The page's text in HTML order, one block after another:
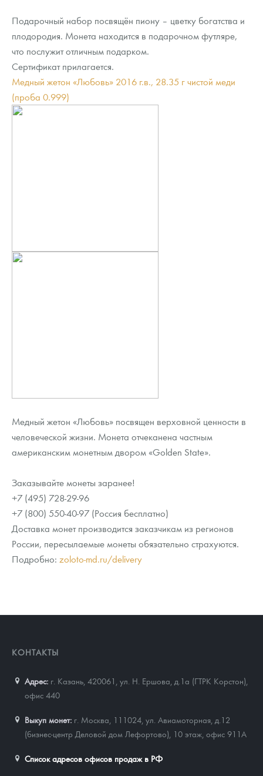
Подарочный набор посвящён пиону – цветку богатства и
плодородия. Монета находится в подарочном футляре,
что послужит отличным подарком.
Сертификат прилагается.
Медный жетон «Любовь» 2016 г.в., 28.35 г чистой меди
(проба 0.999)
Медный жетон «Любовь» посвящен верховной ценности в
человеческой жизни. Монета отчеканена частным
американским монетным двором «Golden State».
Заказывайте монеты заранее!
+7 (495) 728-29-96
+7 (800) 550-40-97 (Россия бесплатно)
Доставка монет производится заказчикам из регионов
России, пересылаемые монеты обязательно страхуются.
Подробно: zoloto-md.ru/delivery
КОНТАКТЫ
Адрес: г. Казань, 420061 ул. Н. Ершова, д.1а (ГТРК Корстон),
офис 440
Выкуп монет: г. Москва, 111024, ул. Авиамоторная, д.12
(бизнес-центр Деловой дом Лефортово), 10 этаж, офис 911А
Список адресов офисов продаж в РФ